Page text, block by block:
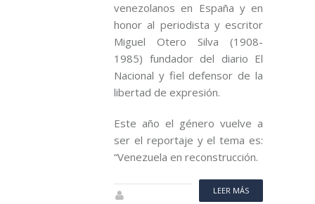
venezolanos en España y en
honor al periodista y escritor
Miguel Otero Silva (1908-
1985) fundador del diario El
Nacional y fiel defensor de la
libertad de expresión.
Este año el género vuelve a
ser el reportaje y el tema es:
“Venezuela en reconstrucción.
LEER MÁS